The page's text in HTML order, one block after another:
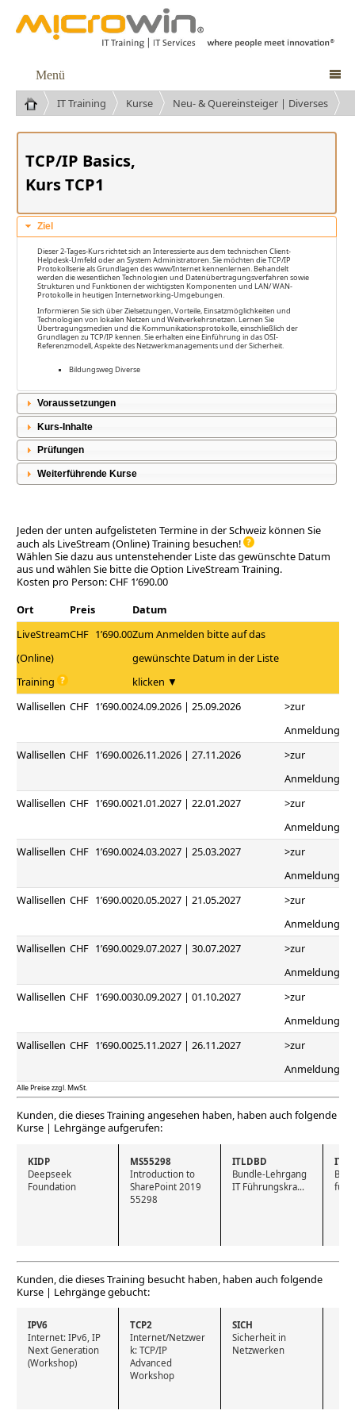
Menü 
IT Training Kurse
Neu- & Quereinsteiger | Diverses
TCP/IP Basics,
Kurs TCP1
Ziel
Dieser 2-Tages-Kurs richtet sich an Interessierte aus dem technischen Client-
Helpdesk-Umfeld oder an System Administratoren. Sie möchten die TCP/IP
Protokollserie als Grundlagen des www/Internet kennenlernen. Behandelt
werden die wesentlichen Technologien und Datenübertragungsverfahren sowie
Strukturen und Funktionen der wichtigsten Komponenten und LAN/ WAN-
Protokolle in heutigen Internetworking-Umgebungen.
Informieren Sie sich über Zielsetzungen, Vorteile, Einsatzmöglichkeiten und
Technologien von lokalen Netzen und Weitverkehrsnetzen. Lernen Sie
Übertragungsmedien und die Kommunikationsprotokolle, einschließlich der
Grundlagen zu TCP/IP kennen. Sie erhalten eine Einführung in das OSI-
Referenzmodell, Aspekte des Netzwerkmanagements und der Sicherheit.
Bildungsweg Diverse
Voraussetzungen
Kurs-Inhalte
Prüfungen
Weiterführende Kurse
Jeden der unten aufgelisteten Termine in der Schweiz können Sie
auch als LiveStream (Online) Training besuchen!
Wählen Sie dazu aus untenstehender Liste das gewünschte Datum
aus und wählen Sie bitte die Option LiveStream Training.
Kosten pro Person: CHF 1’690.00
Ort
Preis
Datum
LiveStream
(Online)
Training
CHF 1’690.00Zum Anmelden bitte auf das
gewünschte Datum in der Liste
klicken ▼
Wallisellen CHF 1’690.0024.09.2026 | 25.09.2026
>zur
Anmeldung
Wallisellen CHF 1’690.0026.11.2026 | 27.11.2026
>zur
Anmeldung
Wallisellen CHF 1’690.0021.01.2027 | 22.01.2027
>zur
Anmeldung
Wallisellen CHF 1’690.0024.03.2027 | 25.03.2027
>zur
Anmeldung
Wallisellen CHF 1’690.0020.05.2027 | 21.05.2027
>zur
Anmeldung
Wallisellen CHF 1’690.0029.07.2027 | 30.07.2027
>zur
Anmeldung
Wallisellen CHF 1’690.0030.09.2027 | 01.10.2027
>zur
Anmeldung
Wallisellen CHF 1’690.0025.11.2027 | 26.11.2027
>zur
Anmeldung
Alle Preise zzgl. MwSt.
Kunden, die dieses Training angesehen haben, haben auch folgende
Kurse | Lehrgänge aufgerufen:
KIDP
Deepseek
Foundation
MS55298
Introduction to
SharePoint 2019
55298
ITLDBD
Bundle-Lehrgang
IT Führungskra...
für
Kunden, die dieses Training besucht haben, haben auch folgende
Kurse | Lehrgänge gebucht:
IPV6
Internet: IPv6, IP
Next Generation
(Workshop)
TCP2
Internet/Netzwer
k: TCP/IP
Advanced
Workshop
SICH
Sicherheit in
Netzwerken